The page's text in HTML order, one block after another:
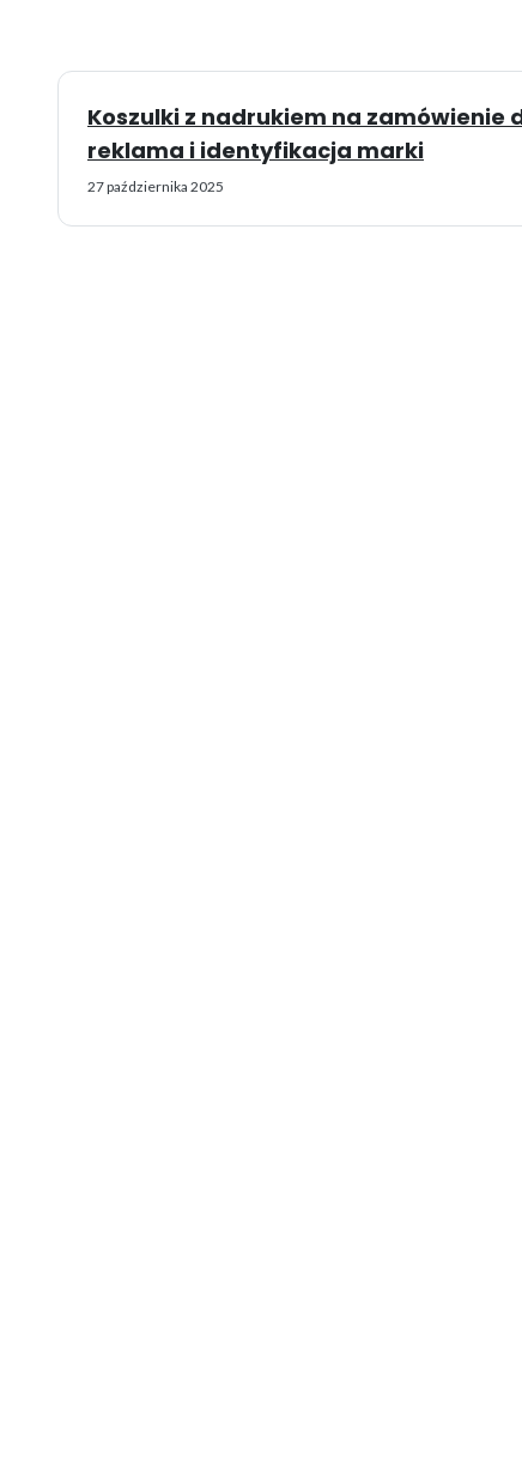
Koszulki z nadrukiem na zamówienie
reklama i identyfikacja marki
27 października 2025